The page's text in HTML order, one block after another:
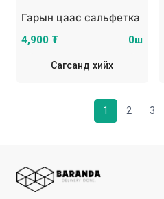
Гарын цаас сальфетка
4,900 ₮ 0ш
Сагсанд хийх
1 2 3